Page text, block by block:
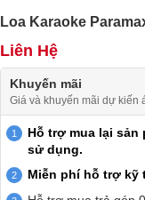
Loa Karaoke
Liên Hệ
Khuyến mãi
Giá và khuyến mãi dự kiến
Hỗ trợ mua lại
sử dụng.
Miễn phí hỗ trợ kỹ